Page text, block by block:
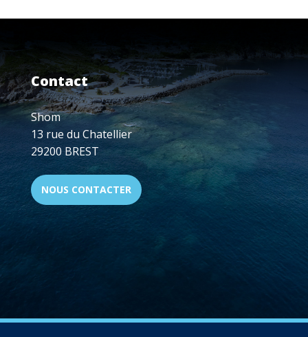
Contact
Shom
13 rue du Chatellier
29200 BREST
NOUS CONTACTER